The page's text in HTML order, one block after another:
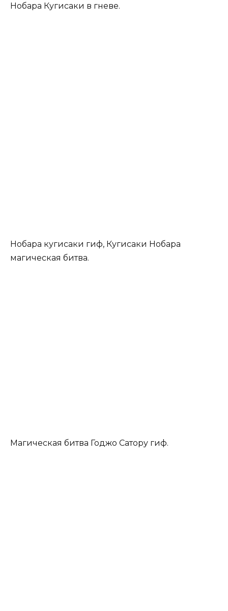
Нобара Кугисаки в гневе.
Нобара кугисаки гиф, Кугисаки Нобара
магическая битва.
Магическая битва Годжо Сатору гиф.